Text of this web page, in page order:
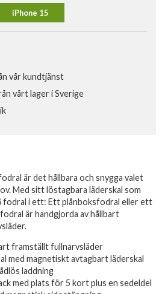
iPhone 15
vår kundtjänst
vårt lager i Sverige
är det hållbara och snygga valet
Med sitt löstagbara läderskal som
fodral i ett: Ett plånboksfodral eller ett
är handgjorda av hållbart
framställt fullnarvsläder
med magnetiskt avtagbart läderskal
laddning
med plats för 5 kort plus en sedeldel